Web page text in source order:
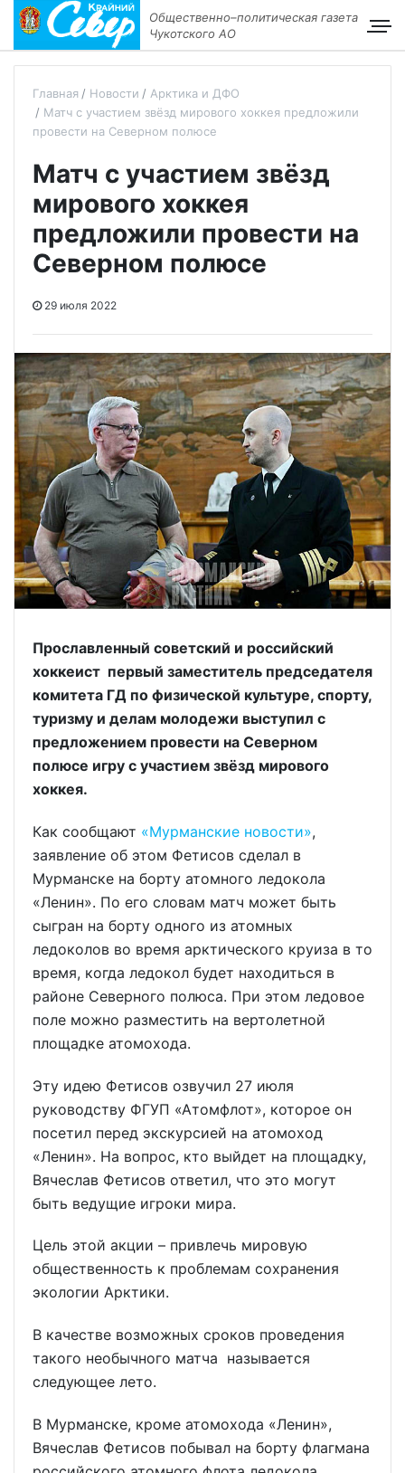
Общественно–политическая газета
Чукотского АО
Главная Новости
Арктика и ДФО
Матч с участием звёзд мирового хоккея предложили
провести на Северном полюсе
Матч с участием звёзд
мирового хоккея
предложили провести на
Северном полюсе
29 июля 2022
Прославленный советский и российский
хоккеист первый заместитель председателя
комитета ГД по физической культуре, спорту,
туризму и делам молодежи выступил с
предложением провести на Северном
полюсе игру с участием звёзд мирового
хоккея.
Как сообщают «Мурманские новости»,
заявление об этом Фетисов сделал в
Мурманске на борту атомного ледокола
«Ленин». По его словам матч может быть
сыгран на борту одного из атомных
ледоколов во время арктического круиза в то
время, когда ледокол будет находиться в
районе Северного полюса. При этом ледовое
поле можно разместить на вертолетной
площадке атомохода.
Эту идею Фетисов озвучил 27 июля
руководству ФГУП «Атомфлот», которое он
посетил перед экскурсией на атомоход
«Ленин». На вопрос, кто выйдет на площадку,
Вячеслав Фетисов ответил, что это могут
быть ведущие игроки мира.
Цель этой акции – привлечь мировую
общественность к проблемам сохранения
экологии Арктики.
В качестве возможных сроков проведения
такого необычного матча называется
следующее лето.
В Мурманске, кроме атомохода «Ленин»,
Вячеслав Фетисов побывал на борту флагмана